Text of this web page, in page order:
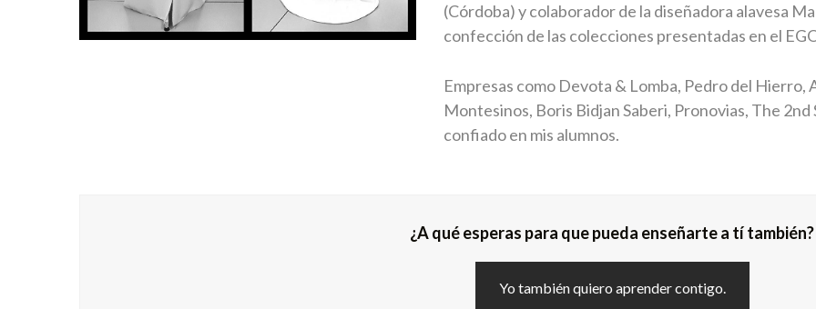
(Córdoba) y colaborador de la diseñadora alavesa
confección de las colecciones presentadas en el
Empresas como Devota & Lomba, Pedro del Hierro,
Montesinos, Boris Bidjan Saberi, Pronovias, The
confiado en mis alumnos.
¿A qué esperas para que pueda enseñarte a tí también?
Yo también quiero aprender contigo.